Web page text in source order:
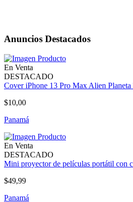
Anuncios Destacados
En Venta
DESTACADO
Cover iPhone 13 Pro Max Alien Planeta
$10,00
Panamá
En Venta
DESTACADO
Mini proyector de películas portátil con
$49,99
Panamá